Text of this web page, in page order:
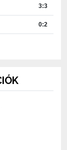
0:2